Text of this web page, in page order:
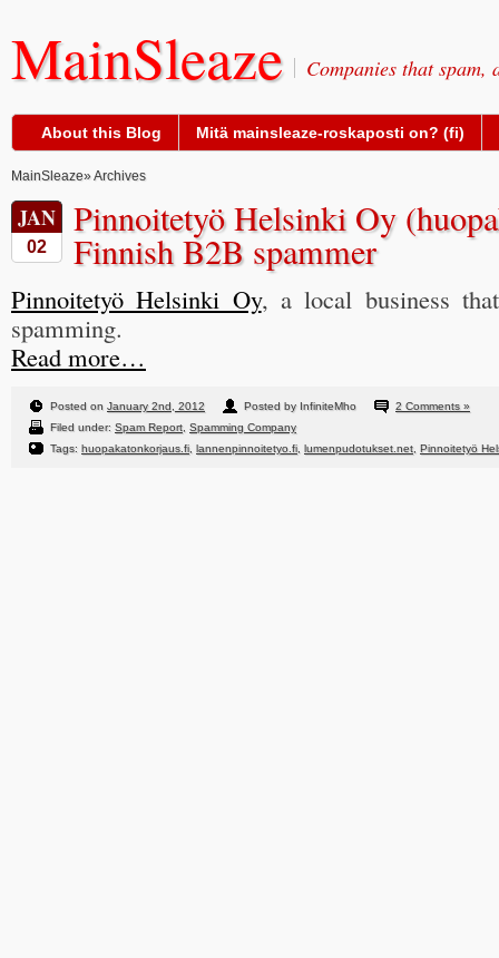
MainSleaze Companies that spam,
About this Blog Mitä mainsleaze-roskaposti on? (fi)
MainSleaze» Archives
JAN
02
Pinnoitetyö Helsinki Oy
Finnish B2B spammer
Pinnoitetyö Helsinki Oy, a local business
spamming.
Read more…
Posted on January 2nd, 2012 Posted by InfiniteMho
2 Comments »
Filed under: Spam Report Spamming Company
Tags: huopakatonkorjaus.fi lannenpinnoitetyo.fi lumenpudotukset.net Pinnoitetyö